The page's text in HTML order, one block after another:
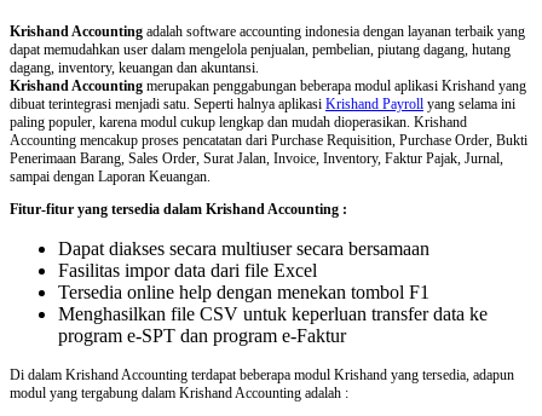
Krishand Accounting adalah software accounting indonesia dengan layanan terbaik yang
dapat memudahkan user dalam mengelola penjualan, pembelian, piutang dagang, hutang
dagang, inventory, keuangan dan akuntansi.
Krishand Accounting merupakan penggabungan beberapa modul aplikasi Krishand yang
dibuat terintegrasi menjadi satu. Seperti halnya aplikasi Krishand Payroll yang selama ini
paling populer, karena modul cukup lengkap dan mudah dioperasikan. Krishand
Accounting mencakup proses pencatatan dari Purchase Requisition, Purchase Order, Bukti
Penerimaan Barang, Sales Order, Surat Jalan, Invoice, Inventory, Faktur Pajak, Jurnal,
sampai dengan Laporan Keuangan.
Fitur-fitur yang tersedia dalam Krishand Accounting :
Dapat diakses secara multiuser secara bersamaan
Fasilitas impor data dari file Excel
Tersedia online help dengan menekan tombol F1
Menghasilkan file CSV untuk keperluan transfer data ke
program e-SPT dan program e-Faktur
Di dalam Krishand Accounting terdapat beberapa modul Krishand yang tersedia, adapun
modul yang tergabung dalam Krishand Accounting adalah :